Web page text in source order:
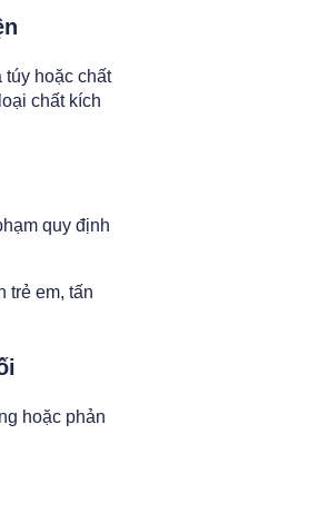
túy hoặc chất
chất kích
quy định
trẻ em, tấn
hoặc phản